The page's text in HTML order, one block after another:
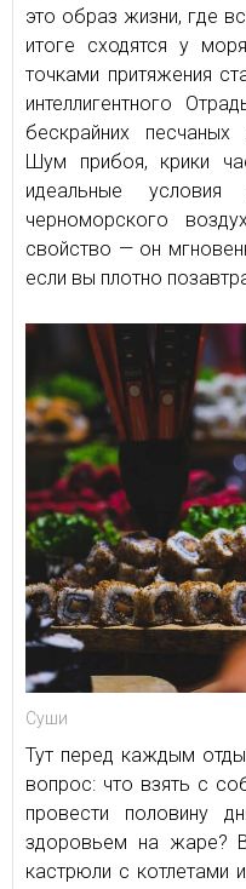
это образ жизни, где
итоге сходятся у
точками притяжения
интеллигентного
бескрайних
Шум прибоя, крики
идеальные
черноморского
свойство — он
если вы плотно
Суши
Тут перед каждым
вопрос: что взять с
провести половину
здоровьем на жаре?
кастрюли с котлетами